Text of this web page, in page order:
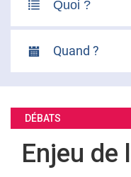
MON PANIER
Quand ?
DÉBATS
Enjeu de